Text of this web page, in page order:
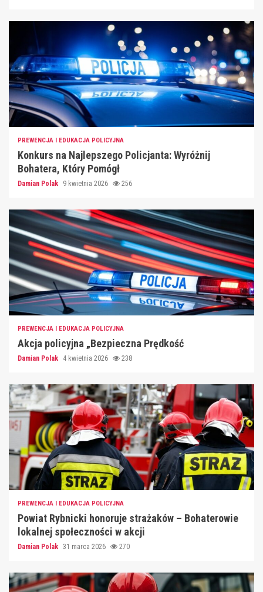
PREWENCJA I EDUKACJA POLICYJNA
Konkurs na Najlepszego Policjanta: Wyróżnij
Bohatera, Który Pomógł
Damian Polak 9 kwietnia 2026 256
PREWENCJA I EDUKACJA POLICYJNA
Akcja policyjna „Bezpieczna Prędkość
Damian Polak 4 kwietnia 2026 238
PREWENCJA I EDUKACJA POLICYJNA
Powiat Rybnicki honoruje strażaków – Bohaterowie
lokalnej społeczności w akcji
Damian Polak 31 marca 2026 270